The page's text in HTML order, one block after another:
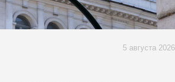
5 августа 2026